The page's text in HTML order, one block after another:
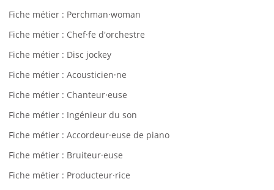
Fiche métier : Perchman·woman
Fiche métier : Chef·fe d'orchestre
Fiche métier : Disc jockey
Fiche métier : Acousticien·ne
Fiche métier : Chanteur·euse
Fiche métier : Ingénieur du son
Fiche métier : Accordeur·euse de piano
Fiche métier : Bruiteur·euse
Fiche métier : Producteur·rice